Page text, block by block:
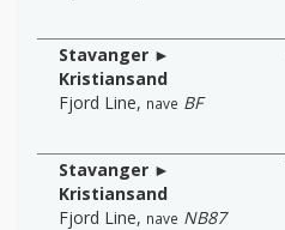
Stavanger ►
Kristiansand
Fjord Line, nave BF
Stavanger ►
Kristiansand
Fjord Line, nave NB87